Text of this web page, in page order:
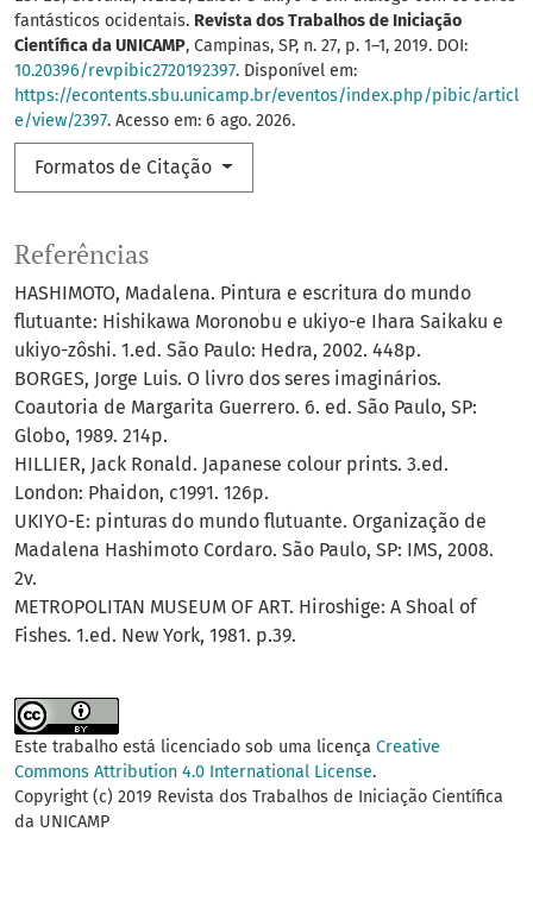
fantásticos ocidentais. Revista dos Trabalhos de Iniciação
Científica da UNICAMP, Campinas, SP, n. 27, p. 1–1, 2019. DOI:
10.20396/revpibic2720192397. Disponível em:
https://econtents.sbu.unicamp.br/eventos/index.php/pibic/articl
e/view/2397. Acesso em: 6 ago. 2026.
Formatos de Citação
Referências
HASHIMOTO, Madalena. Pintura e escritura do mundo
flutuante: Hishikawa Moronobu e ukiyo-e Ihara Saikaku e
ukiyo-zôshi. 1.ed. São Paulo: Hedra, 2002. 448p.
BORGES, Jorge Luis. O livro dos seres imaginários.
Coautoria de Margarita Guerrero. 6. ed. São Paulo, SP:
Globo, 1989. 214p.
HILLIER, Jack Ronald. Japanese colour prints. 3.ed.
London: Phaidon, c1991. 126p.
UKIYO-E: pinturas do mundo flutuante. Organização de
Madalena Hashimoto Cordaro. São Paulo, SP: IMS, 2008.
2v.
METROPOLITAN MUSEUM OF ART. Hiroshige: A Shoal of
Fishes. 1.ed. New York, 1981. p.39.
Este trabalho está licenciado sob uma licença Creative
Commons Attribution 4.0 International License.
Copyright (c) 2019 Revista dos Trabalhos de Iniciação Científica
da UNICAMP